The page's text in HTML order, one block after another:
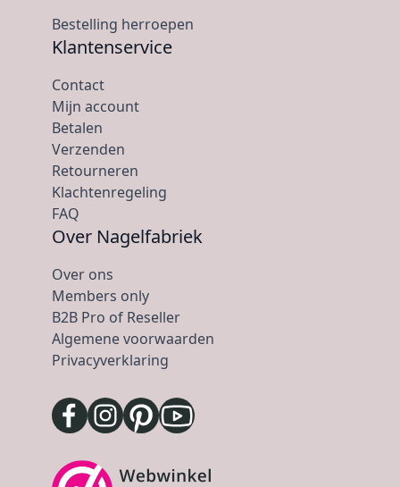
Bestelling herroepen
Klantenservice
Contact
Mijn account
Betalen
Verzenden
Retourneren
Klachtenregeling
FAQ
Over Nagelfabriek
Over ons
Members only
B2B Pro of Reseller
Algemene voorwaarden
Privacyverklaring